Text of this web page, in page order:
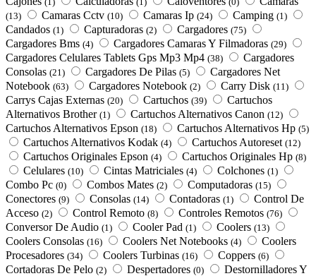
(13) Camaras Cctv (10) Camaras Ip (24) Camping (1)
Candados (1) Capturadoras (2) Cargadores (75)
Cargadores Bms (4) Cargadores Camaras Y Filmadoras (29)
Cargadores Celulares Tablets Gps Mp3 Mp4 (38)
Cargadores
Consolas (21) Cargadores De Pilas (5)
Cargadores Net
Notebook (63) Cargadores Notebook (2) Carry Disk (11)
Carrys Cajas Externas (20) Cartuchos (39)
Cartuchos
Alternativos Brother (1) Cartuchos Alternativos Canon (12)
Cartuchos Alternativos Epson (18) Cartuchos Alternativos Hp (5)
Cartuchos Alternativos Kodak (4) Cartuchos Autoreset (12)
Cartuchos Originales Epson (4) Cartuchos Originales Hp (8)
Celulares (10) Cintas Matriciales (4) Colchones (1)
Combo Pc (0) Combos Mates (2) Computadoras (15)
Conectores (9) Consolas (14) Contadoras (1)
Control De
Acceso (2) Control Remoto (8) Controles Remotos (76)
Conversor De Audio (1) Cooler Pad (1) Coolers (13)
Coolers Consolas (16) Coolers Net Notebooks (4)
Coolers
Procesadores (34) Coolers Turbinas (16) Coppers (6)
Cortadoras De Pelo (2) Despertadores (0)
Destornilladores Y